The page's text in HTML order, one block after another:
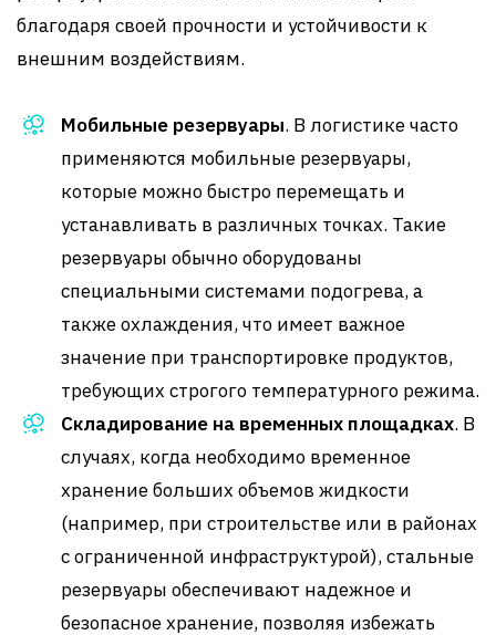
благодаря своей прочности и устойчивости к
внешним воздействиям.
Мобильные резервуары. В логистике часто
применяются мобильные резервуары,
которые можно быстро перемещать и
устанавливать в различных точках. Такие
резервуары обычно оборудованы
специальными системами подогрева, а
также охлаждения, что имеет важное
значение при транспортировке продуктов,
требующих строгого температурного режима.
Складирование на временных площадках. В
случаях, когда необходимо временное
хранение больших объемов жидкости
(например, при строительстве или в районах
с ограниченной инфраструктурой), стальные
резервуары обеспечивают надежное и
безопасное хранение, позволяя избежать